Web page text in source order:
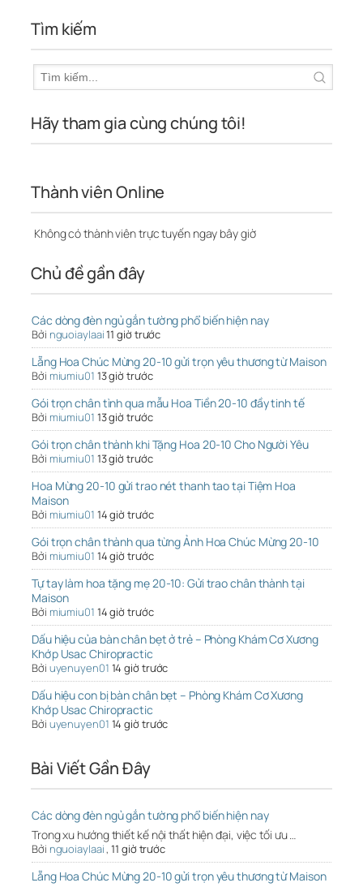
Tìm kiếm
Hãy tham gia cùng chúng tôi!
Thành viên Online
Không có thành viên trực tuyến ngay bây giờ
Chủ đề gần đây
Các dòng đèn ngủ gắn tường phổ biến hiện nay
Bởi nguoiaylaai11 giờ trước
Lẵng Hoa Chúc Mừng 20-10 gửi trọn yêu thương từ Maison
Bởi miumiu01 13 giờ trước
Gói trọn chân tình qua mẫu Hoa Tiền 20-10 đầy tinh tế
Bởi miumiu01 13 giờ trước
Gói trọn chân thành khi Tặng Hoa 20-10 Cho Người Yêu
Bởi miumiu01 13 giờ trước
Hoa Mừng 20-10 gửi trao nét thanh tao tại Tiệm Hoa
Maison
Bởi miumiu01 14 giờ trước
Gói trọn chân thành qua từng Ảnh Hoa Chúc Mừng 20-10
Bởi miumiu01 14 giờ trước
Tự tay làm hoa tặng mẹ 20-10: Gửi trao chân thành tại
Maison
Bởi miumiu01 14 giờ trước
Dấu hiệu của bàn chân bẹt ở trẻ – Phòng Khám Cơ Xương
Khớp Usac Chiropractic
Bởi uyenuyen01 14 giờ trước
Dấu hiệu con bị bàn chân bẹt – Phòng Khám Cơ Xương
Khớp Usac Chiropractic
Bởi uyenuyen01 14 giờ trước
Bài Viết Gần Đây
Các dòng đèn ngủ gắn tường phổ biến hiện nay
Trong xu hướng thiết kế nội thất hiện đại, việc tối ưu …
Bởi nguoiaylaai,11 giờ trước
Lẵng Hoa Chúc Mừng 20-10 gửi trọn yêu thương từ Maison